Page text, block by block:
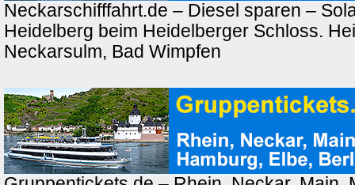
Neckarschifffahrt.de – Diesel sparen –
Heidelberg beim Heidelberger Schloss.
Neckarsulm, Bad Wimpfen